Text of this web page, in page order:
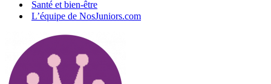
Santé et bien-être
L’équipe de NosJuniors.com